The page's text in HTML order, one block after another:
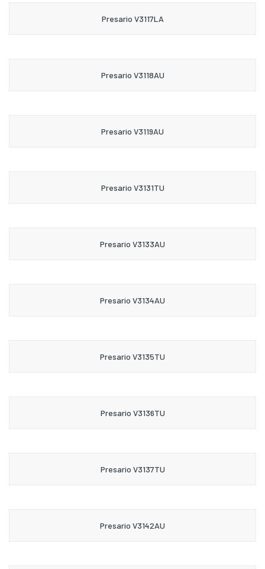
Presario V3117LA
Presario V3118AU
Presario V3119AU
Presario V3131TU
Presario V3133AU
Presario V3134AU
Presario V3135TU
Presario V3136TU
Presario V3137TU
Presario V3142AU